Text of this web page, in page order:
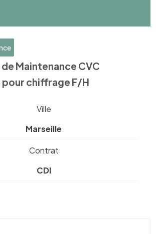
Maintenance CVC
chiffrage F/H
Ville
Marseille
Contrat
CDI